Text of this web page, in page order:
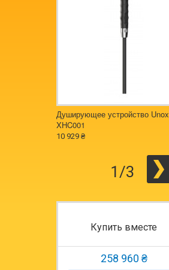
Душирующее устройство Unox
XHC001
10 929 ₴
1/3
Купить вместе
258 960 ₴